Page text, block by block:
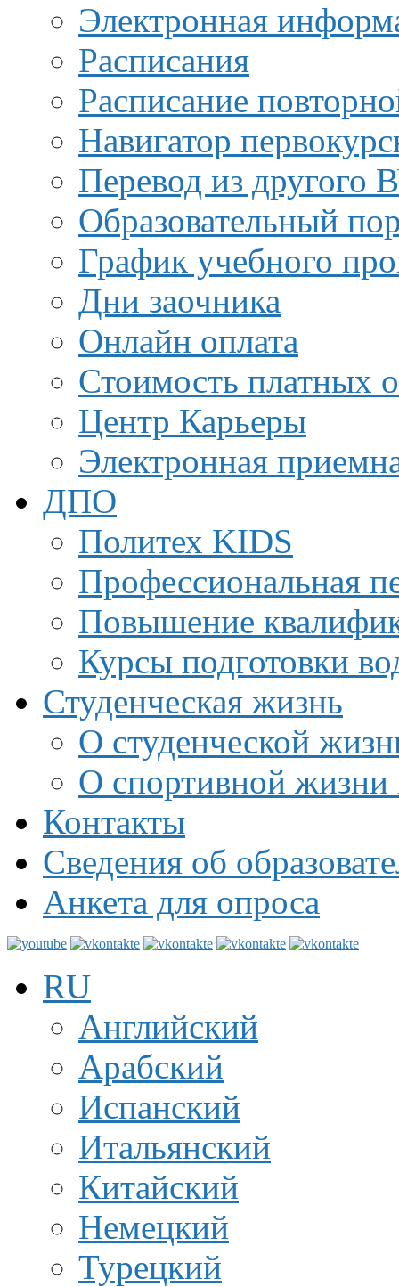
Электронная
Расписания
Расписание
Навигатор
Перевод из другого
Образовательный
График учебного
Дни заочника
Онлайн оплата
Стоимость платных
Центр Карьеры
Электронная
ДПО
Политех KIDS
Профессиональная
Повышение
Курсы подготовки
Студенческая жизнь
О студенческой
О спортивной жизни
Контакты
Сведения об
Анкета для опроса
RU
Английский
Арабский
Испанский
Итальянский
Китайский
Немецкий
Турецкий